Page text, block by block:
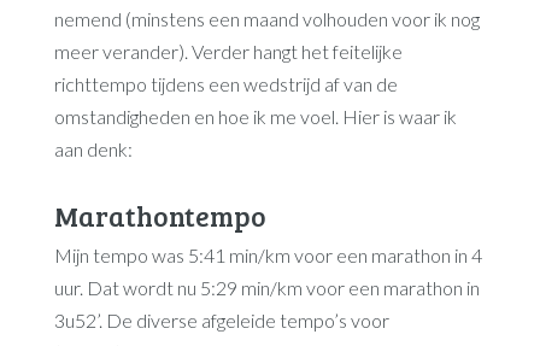
nemend (minstens een maand volhouden voor ik nog
meer verander). Verder hangt het feitelijke
richttempo tijdens een wedstrijd af van de
omstandigheden en hoe ik me voel. Hier is waar ik
aan denk:
Marathontempo
Mijn tempo was 5:41 min/km voor een marathon in 4
uur. Dat wordt nu 5:29 min/km voor een marathon in
3u52’. De diverse afgeleide tempo’s voor